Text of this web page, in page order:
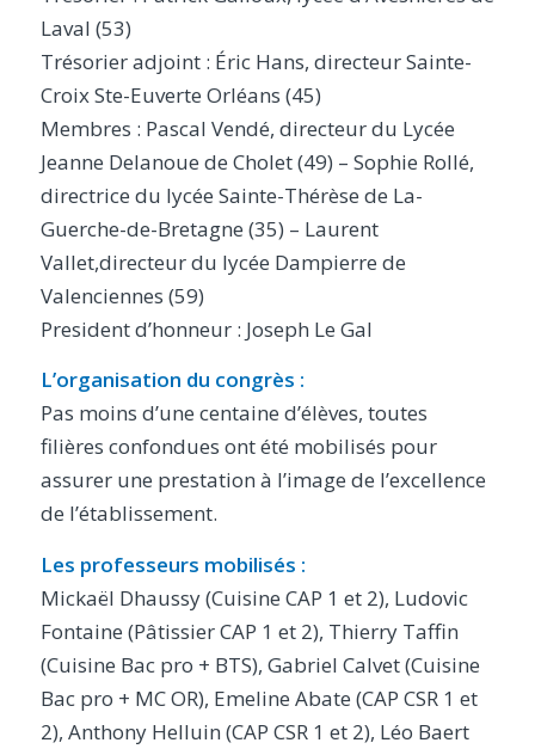
Laval (53)
Trésorier adjoint : Éric Hans, directeur Sainte-
Croix Ste-Euverte Orléans (45)
Membres : Pascal Vendé, directeur du Lycée
Jeanne Delanoue de Cholet (49) – Sophie Rollé,
directrice du lycée Sainte-Thérèse de La-
Guerche-de-Bretagne (35) – Laurent
Vallet,directeur du lycée Dampierre de
Valenciennes (59)
President d’honneur : Joseph Le Gal
L’organisation du congrès :
Pas moins d’une centaine d’élèves, toutes
filières confondues ont été mobilisés pour
assurer une prestation à l’image de l’excellence
de l’établissement.
Les professeurs mobilisés :
Mickaël Dhaussy (Cuisine CAP 1 et 2), Ludovic
Fontaine (Pâtissier CAP 1 et 2), Thierry Taffin
(Cuisine Bac pro + BTS), Gabriel Calvet (Cuisine
Bac pro + MC OR), Emeline Abate (CAP CSR 1 et
2), Anthony Helluin (CAP CSR 1 et 2), Léo Baert